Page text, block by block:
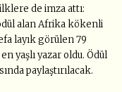
de imza attı:
alan Afrika kökenli
layık görülen 79
yaşlı yazar oldu. Ödül
paylaştırılacak.